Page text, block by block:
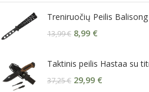
Treniruočių Peilis
13,99€ 8,99 €
Taktinis peilis Hastaa su
37,25€ 29,99 €